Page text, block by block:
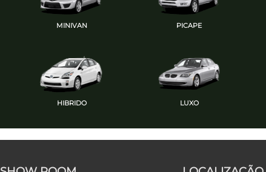
MINIVAN PICAPE
HIBRIDO LUXO